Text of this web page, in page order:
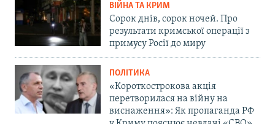
ВІЙНА ТА КРИМ
Сорок днів, сорок ночей. Про
результати кримської операції з
примусу Росії до миру
ПОЛІТИКА
«Короткострокова акція
перетворилася на війну на
виснаження»: Як пропаганда РФ